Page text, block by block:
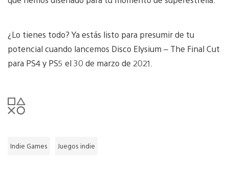
¿Lo tienes todo? Ya estás listo para presumir de tu
potencial cuando lancemos Disco Elysium – The Final Cut
para PS4 y PS5 el 30 de marzo de 2021.
Indie Games Juegos indie